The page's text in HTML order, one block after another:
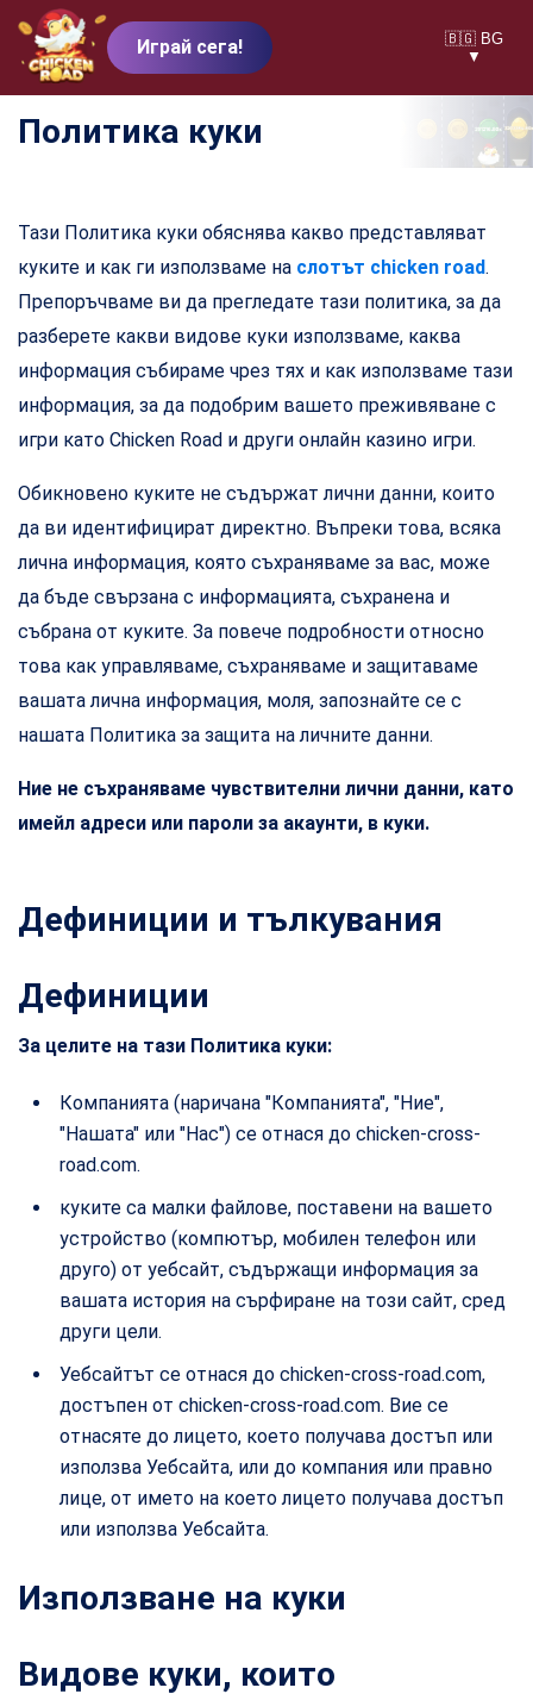
Играй сега!
🇧🇬 BG
▼
Политика куки
Тази Политика куки обяснява какво представляват
куките и как ги използваме на слотът chicken road.
Препоръчваме ви да прегледате тази политика, за да
разберете какви видове куки използваме, каква
информация събираме чрез тях и как използваме тази
информация, за да подобрим вашето преживяване с
игри като Chicken Road и други онлайн казино игри.
Обикновено куките не съдържат лични данни, които
да ви идентифицират директно. Въпреки това, всяка
лична информация, която съхраняваме за вас, може
да бъде свързана с информацията, съхранена и
събрана от куките. За повече подробности относно
това как управляваме, съхраняваме и защитаваме
вашата лична информация, моля, запознайте се с
нашата Политика за защита на личните данни.
Ние не съхраняваме чувствителни лични данни, като
имейл адреси или пароли за акаунти, в куки.
Дефиниции и тълкувания
Дефиниции
За целите на тази Политика куки:
Компанията (наричана "Компанията", "Ние",
"Нашата" или "Нас") се отнася до chicken-cross-
road.com.
куките са малки файлове, поставени на вашето
устройство (компютър, мобилен телефон или
друго) от уебсайт, съдържащи информация за
вашата история на сърфиране на този сайт, сред
други цели.
Уебсайтът се отнася до chicken-cross-road.com,
достъпен от chicken-cross-road.com. Вие се
отнасяте до лицето, което получава достъп или
използва Уебсайта, или до компания или правно
лице, от името на което лицето получава достъп
или използва Уебсайта.
Използване на куки
Видове куки, които